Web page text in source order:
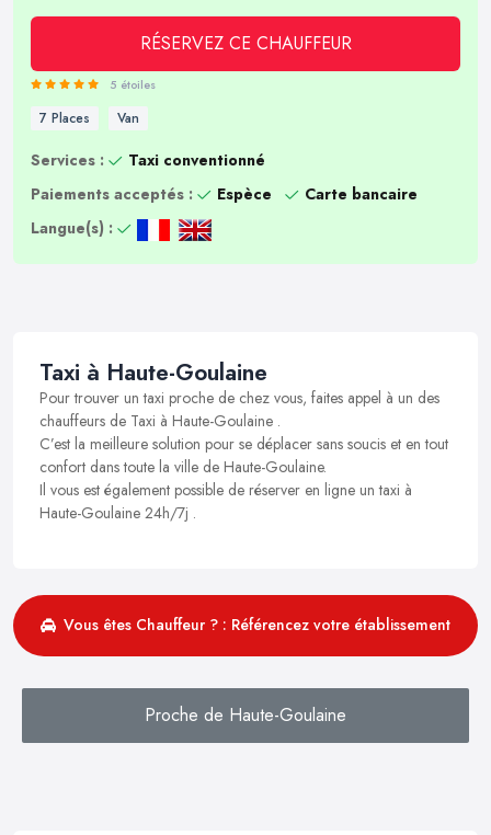
RÉSERVEZ CE CHAUFFEUR
5 étoiles
7 Places Van
Services :
Taxi conventionné
Paiements acceptés :
Espèce
Carte bancaire
Langue(s) :
Taxi à Haute-Goulaine
Pour trouver un taxi proche de chez vous, faites appel à un des
chauffeurs de Taxi à Haute-Goulaine .
C’est la meilleure solution pour se déplacer sans soucis et en tout
confort dans toute la ville de Haute-Goulaine.
Il vous est également possible de réserver en ligne un taxi à
Haute-Goulaine 24h/7j .
Vous êtes Chauffeur ? : Référencez votre établissement
Proche de Haute-Goulaine